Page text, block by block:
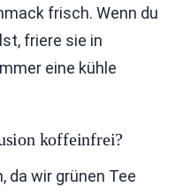
frisch. Wenn du
friere sie in
eine kühle
koffeinfrei?
da wir grünen Tee